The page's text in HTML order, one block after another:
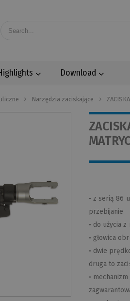
Download
Narzędzia zaciskające
• z serią 86
przebijanie
• do użycia
• głowica
• dwie
druga to
•